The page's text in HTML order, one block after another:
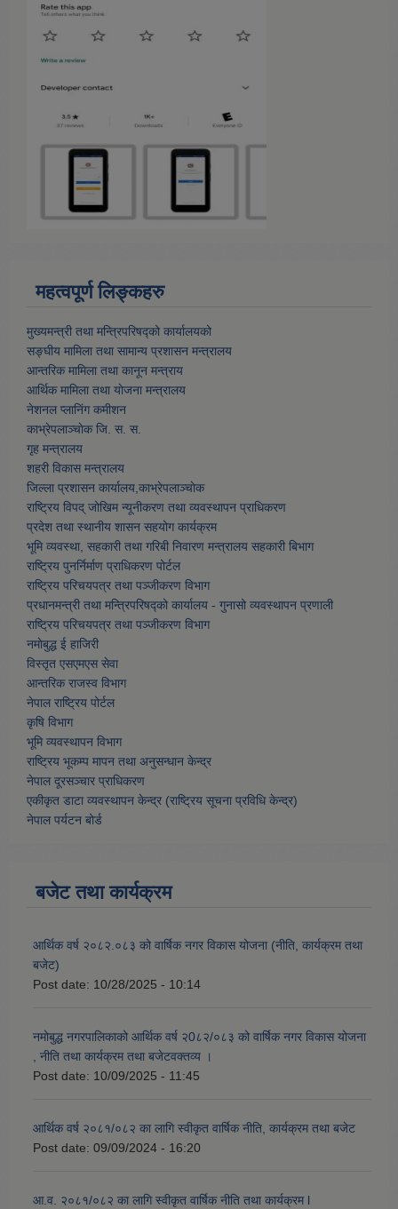
महत्वपूर्ण लिङ्कहरु
मुख्यमन्त्री तथा मन्त्रिपरिषद्को कार्यालयको
सङ्घीय मामिला तथा सामान्य प्रशासन मन्त्रालय
आन्तरिक मामिला तथा कानून मन्त्राय
आर्थिक मामिला तथा याेजना मन्त्रालय
नेशनल प्लानिंग कमीशन
काभ्रेपलाञ्चाेक जि. स. स.
गृह मन्त्रालय
शहरी विकास मन्त्रालय
जिल्ला प्रशासन कार्यालय,काभ्रेपलाञ्चाेक
राष्ट्रिय विपद् जोखिम न्यूनीकरण तथा व्यवस्थापन प्राधिकरण
प्रदेश तथा स्थानीय शासन सहयोग कार्यक्रम
भूमि व्यवस्था, सहकारी तथा गरिबी निवारण मन्त्रालय सहकारी बिभाग
राष्ट्रिय पुनर्निर्माण प्राधिकरण पोर्टल
राष्ट्रिय परिचयपत्र तथा पञ्जीकरण विभाग
प्रधानमन्त्री तथा मन्त्रिपरिषद्को कार्यालय - गुनासो व्यवस्थापन प्रणाली
राष्ट्रिय परिचयपत्र तथा पञ्जीकरण विभाग
नमाेबुद्ध ई हाजिरी
विस्तृत एसएमएस सेवा
आन्तरिक राजस्व विभाग
नेपाल राष्ट्रिय पोर्टल
कृषि विभाग
भूमि व्यवस्थापन विभाग
राष्ट्रिय भूकम्प मापन तथा अनुसन्धान केन्द्र
नेपाल दूरसञ्चार प्राधिकरण
एकीकृत डाटा व्यवस्थापन केन्द्र (राष्ट्रिय सूचना प्रविधि केन्द्र)
नेपाल पर्यटन बोर्ड
बजेट तथा कार्यक्रम
आर्थिक वर्ष २०८२.०८३ को वार्षिक नगर विकास योजना (नीति, कार्यक्रम तथा
बजेट)
Post date: 10/28/2025 - 10:14
नमोबुद्ध नगरपालिकाको आर्थिक वर्ष २0८२/०८३ को वार्षिक नगर विकास योजना
, नीति तथा कार्यक्रम तथा बजेटवक्तव्य ।
Post date: 10/09/2025 - 11:45
आर्थिक वर्ष २०८१/०८२ का लागि स्वीकृत वार्षिक नीति, कार्यक्रम तथा बजेट
Post date: 09/09/2024 - 16:20
आ.व. २०८१/०८२ का लागि स्वीकृत वार्षिक नीति तथा कार्यक्रम l